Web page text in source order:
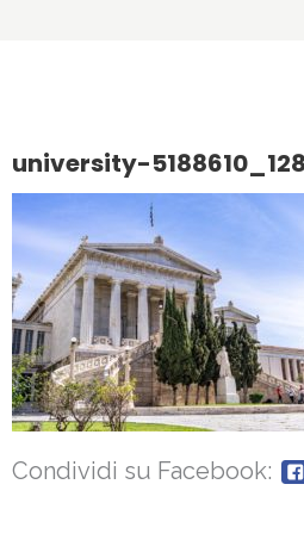
university-
Condividi su Facebook: